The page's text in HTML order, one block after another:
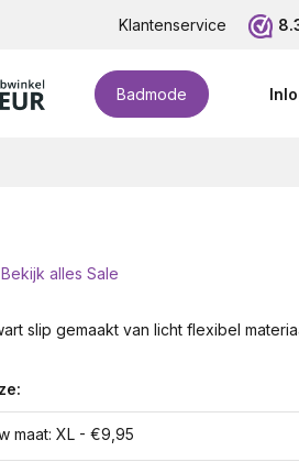
cupmaten (t/m cup M)!
Klantenservice
Badmode
Bekijk alles Sale
slip gemaakt van licht flexibel
maat: XL - €9,95